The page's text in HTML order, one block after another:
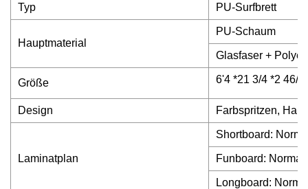
Typ PU-Surfbrett
Hauptmaterial
PU-Schaum
Glasfaser +
Größe 6'4 *21 3/4 *2 46/
Design Farbspritzen,
Laminatplan
Shortboard:
Funboard:
Longboard: